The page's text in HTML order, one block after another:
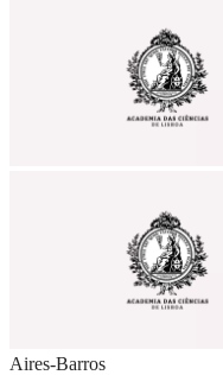
Aires-Barros